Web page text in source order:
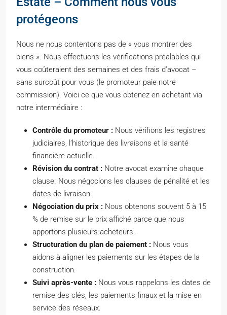
protégeons
Nous ne nous contentons pas de « vous montrer des
biens ». Nous effectuons les vérifications préalables qui
vous coûteraient des semaines et des frais d’avocat –
sans surcoût pour vous (le promoteur paie notre
commission). Voici ce que vous obtenez en achetant via
notre intermédiaire :
Contrôle du promoteur : Nous vérifions les registres
judiciaires, l’historique des livraisons et la santé
financière actuelle.
Révision du contrat : Notre avocat examine chaque
clause. Nous négocions les clauses de pénalité et les
dates de livraison.
Négociation du prix : Nous obtenons souvent 5 à 15
% de remise sur le prix affiché parce que nous
apportons plusieurs acheteurs.
Structuration du plan de paiement : Nous vous
aidons à aligner les paiements sur les étapes de la
construction.
Suivi après-vente : Nous vous rappelons les dates de
remise des clés, les paiements finaux et la mise en
service des réseaux.